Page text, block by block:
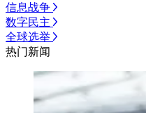
信息战争
数字民主
全球选举
热门新闻